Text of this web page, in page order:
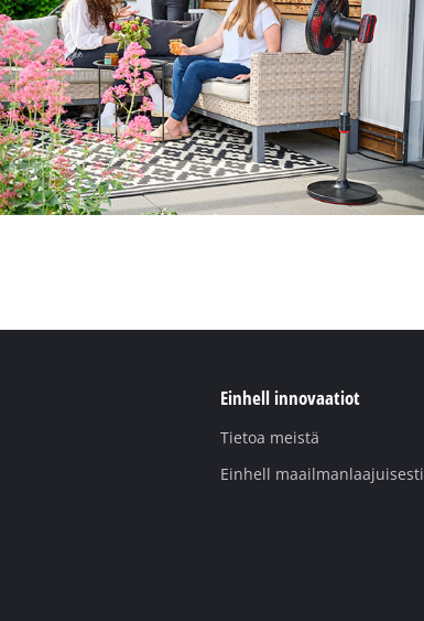
Einhell innovaatiot
Tietoa meistä
Einhell maailmanlaajuisesti